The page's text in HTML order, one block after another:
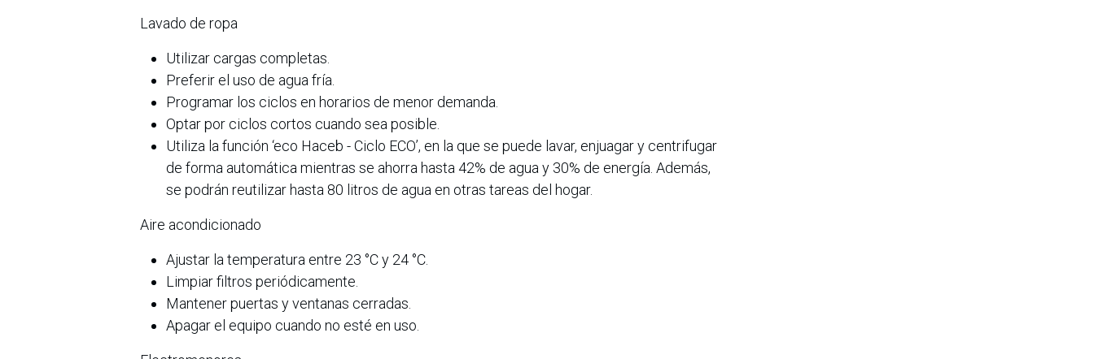
Lavado de ropa
Utilizar cargas completas.
Preferir el uso de agua fría.
Programar los ciclos en horarios de menor demanda.
Optar por ciclos cortos cuando sea posible.
Utiliza la función ‘eco Haceb - Ciclo ECO’, en la que se puede lavar, enjuagar y centrifugar
de forma automática mientras se ahorra hasta 42% de agua y 30% de energía. Además,
se podrán reutilizar hasta 80 litros de agua en otras tareas del hogar.
Aire acondicionado
Ajustar la temperatura entre 23 °C y 24 °C.
Limpiar filtros periódicamente.
Mantener puertas y ventanas cerradas.
Apagar el equipo cuando no esté en uso.